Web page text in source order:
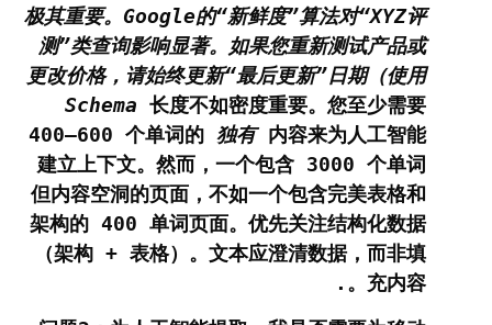
极其重要。Google的“新鲜度”算法对“XYZ评
测”类查询影响显著。如果您重新测试产品或
更改价格，请始终更新“最后更新”日期（使用
Schema 长度不如密度重要。您至少需要
400–600 个单词的 独有内容来为人工智能
建立上下文。然而，一个包含 3000 个单词
但内容空洞的页面，不如一个包含完美表格和
架构的 400 单词页面。优先关注结构化数据
（架构 + 表格）。文本应澄清数据，而非填
充内容。.